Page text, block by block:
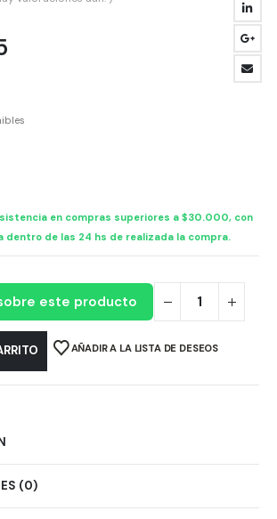
en compras superiores a $30.000, con
dentro de las 24 hs de realizada la compra.
este producto
AÑADIR A LA LISTA DE DESEOS
(0)